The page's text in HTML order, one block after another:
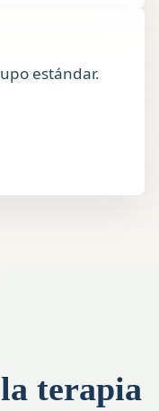
estándar.
terapia